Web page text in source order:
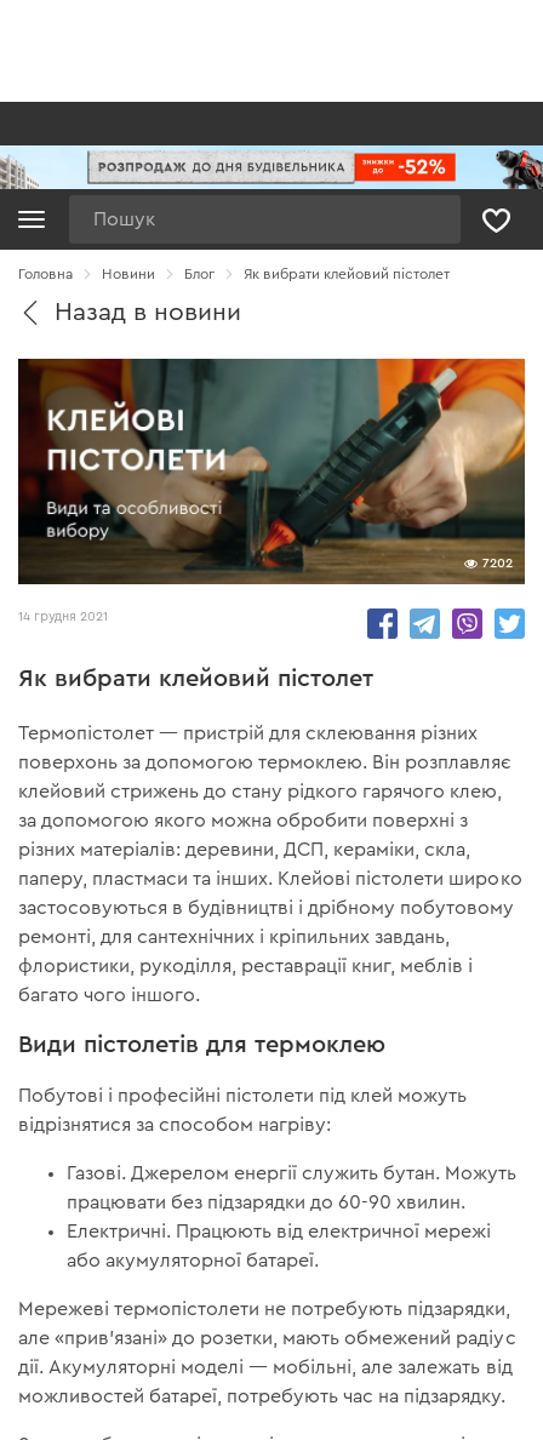
Головна Новини Блог Як вибрати клейовий пістолет
Назад в новини
7202
14 грудня 2021
Як вибрати клейовий пістолет
Термопістолет — пристрій для склеювання різних
поверхонь за допомогою термоклею. Він розплавляє
клейовий стрижень до стану рідкого гарячого клею,
за допомогою якого можна обробити поверхні з
різних матеріалів: деревини, ДСП, кераміки, скла,
паперу, пластмаси та інших. Клейові пістолети широко
застосовуються в будівництві і дрібному побутовому
ремонті, для сантехнічних і кріпильних завдань,
флористики, рукоділля, реставрації книг, меблів і
багато чого іншого.
Види пістолетів для термоклею
Побутові і професійні пістолети під клей можуть
відрізнятися за способом нагріву:
Газові. Джерелом енергії служить бутан. Можуть
працювати без підзарядки до 60-90 хвилин.
Електричні. Працюють від електричної мережі
або акумуляторної батареї.
Мережеві термопістолети не потребують підзарядки,
але «прив'язані» до розетки, мають обмежений радіус
дії. Акумуляторні моделі — мобільні, але залежать від
можливостей батареї, потребують час на підзарядку.